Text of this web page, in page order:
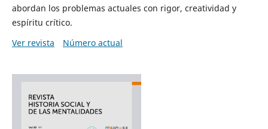
abordan los problemas actuales con rigor, creatividad y
espíritu crítico.
Ver revista
Número actual